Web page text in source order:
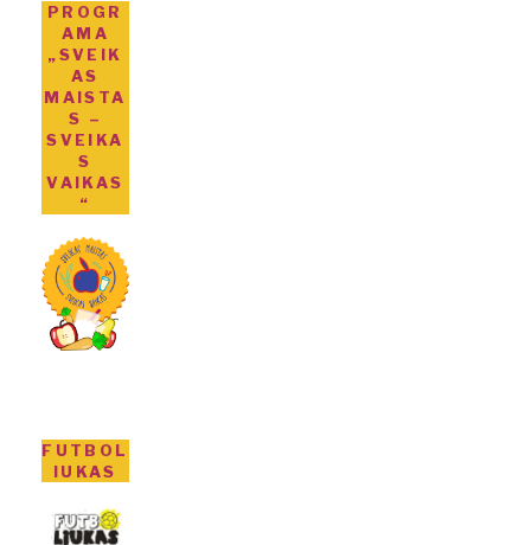
PROGR
AMA
„SVEIK
AS
MAISTA
S –
SVEIKA
S
VAIKAS
“
FUTBOL
IUKAS